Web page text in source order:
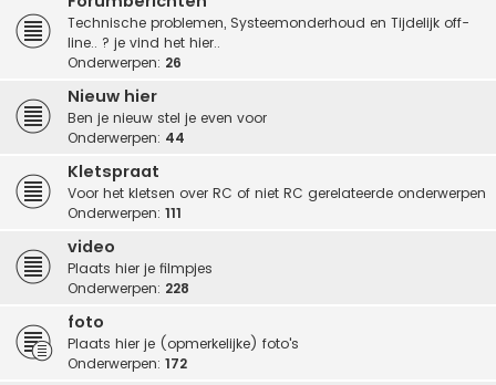
Technische problemen, Systeemonderhoud en Tijdelijk off-
line.. ? je vind het hier..
Onderwerpen: 26
Nieuw hier
Ben je nieuw stel je even voor
Onderwerpen: 44
Kletspraat
Voor het kletsen over RC of niet RC gerelateerde onderwerpen
Onderwerpen: 111
video
Plaats hier je filmpjes
Onderwerpen: 228
foto
Plaats hier je (opmerkelijke) foto's
Onderwerpen: 172